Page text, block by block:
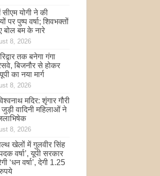
योगी ने की
पर पुष्प वर्षा; शिवभक्तों
बोल बम के नारे
8, 2026
तक बनेगा गंगा
बिजनौर से होकर
का नया मार्ग
8, 2026
मदिर: शृंगार गौरी
वादिनी महिलाओं ने
8, 2026
खेलों में गुलवीर सिंह
वर्षा’, यूपी सरकार
‘धन वर्षा’, देगी 1.25